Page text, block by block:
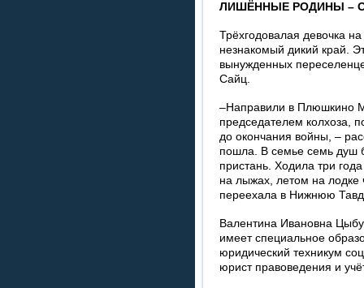
ЛИШЁННЫЕ РОДИНЫ –
Трёхгодовалая девочка
незнакомый дикий край.
вынужденных
Сайц.
–Направили в Плюшкино
председателем колхоза,
до окончания войны, –
пошла. В семье семь душ
пристань. Ходила три
на лыжах, летом на лодке
переехала в Нижнюю
Валентина Ивановна
имеет специальное
юридический техникум
юрист правоведения и